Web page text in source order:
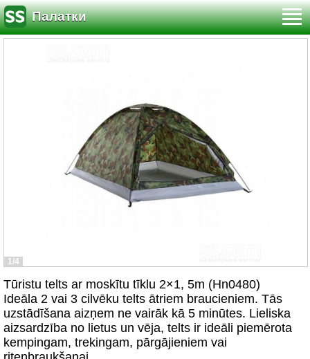
Палатки
1/4
Tūristu telts ar moskītu tīklu 2×1, 5m (Hn0480)
Ideāla 2 vai 3 cilvēku telts ātriem braucieniem. Tās
uzstādīšana aizņem ne vairāk kā 5 minūtes. Lieliska
aizsardzība no lietus un vēja, telts ir ideāli piemērota
kempingam, trekingam, pārgājieniem vai